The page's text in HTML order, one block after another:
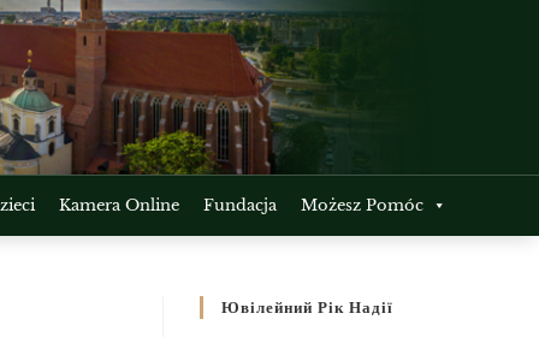
Kamera Online Fundacja Możesz Pomóc
Ювілейний Рік Надії